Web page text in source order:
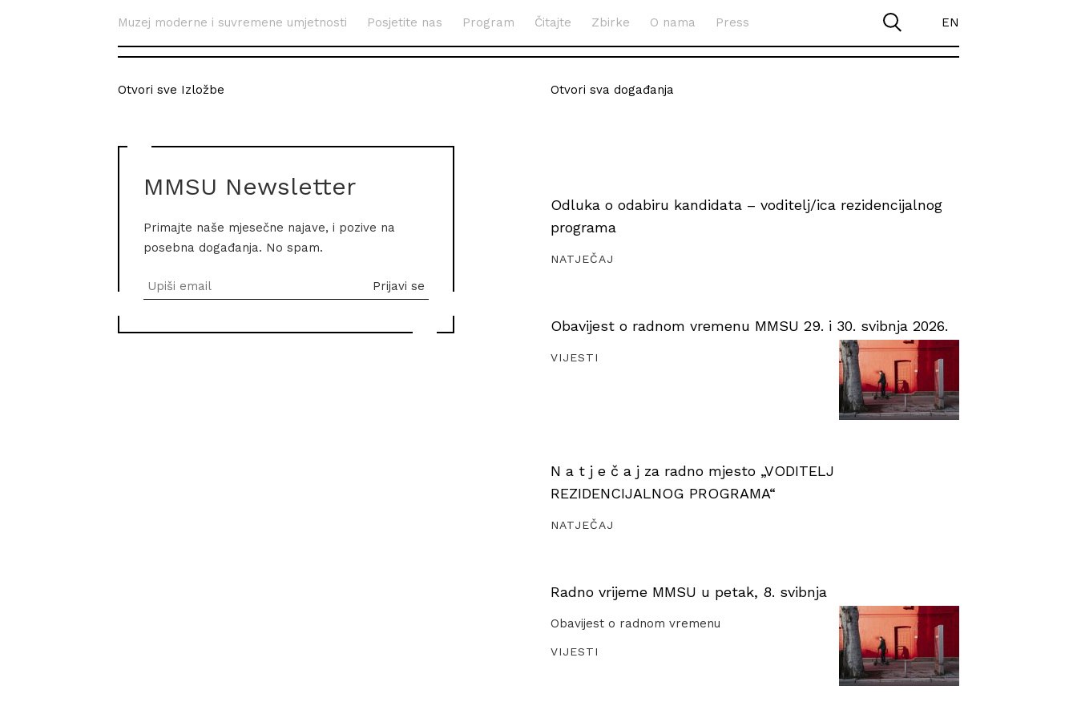
Muzej moderne i suvremene umjetnosti Posjetite nas Program Čitajte Zbirke O nama Press EN
Otvori sve Izložbe
MMSU Newsletter
Primajte naše mjesečne najave, i pozive na
posebna događanja. No spam.
Otvori sva događanja
Odluka o odabiru kandidata – voditelj/ica rezidencijalnog
programa
NATJEČAJ
Obavijest o radnom vremenu MMSU 29. i 30. svibnja 2026.
VIJESTI
N a t j e č a j za radno mjesto „VODITELJ
REZIDENCIJALNOG PROGRAMA“
NATJEČAJ
Radno vrijeme MMSU u petak, 8. svibnja
Obavijest o radnom vremenu
VIJESTI